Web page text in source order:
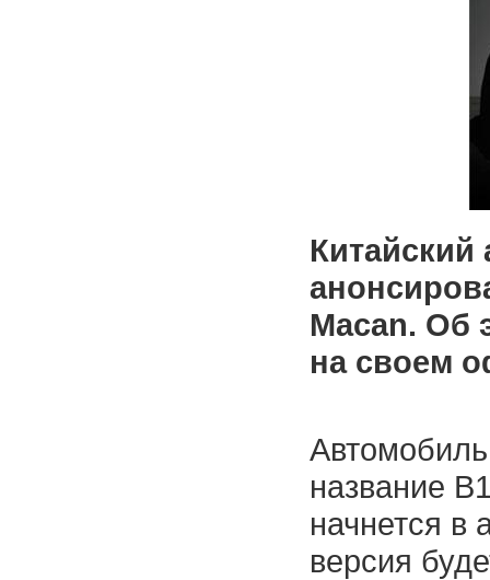
Китайский
Macan. Об
на своем
название
начнется в
версия